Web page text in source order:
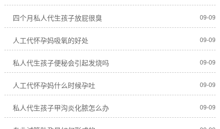
四个月私人代生孩子放屁很臭 09-09
人工代怀孕妈吸氧的好处 09-09
私人代生孩子便秘会引起发烧吗 09-09
人工代怀孕妈什么时候孕吐 09-09
私人代生孩子甲沟炎化脓怎么办 09-09